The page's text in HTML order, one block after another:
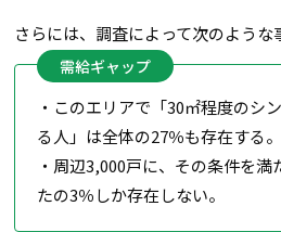
さらには、調査によって次のような
需給ギャップ
・このエリアで「30㎡程度のシ
る人」は全体の27％も存在する。
・周辺3,000戸に、その条件を
たの3％しか存在しない。